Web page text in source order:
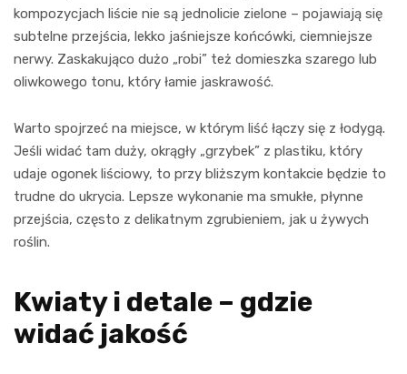
kompozycjach liście nie są jednolicie zielone – pojawiają się
subtelne przejścia, lekko jaśniejsze końcówki, ciemniejsze
nerwy. Zaskakująco dużo „robi” też domieszka szarego lub
oliwkowego tonu, który łamie jaskrawość.
Warto spojrzeć na miejsce, w którym liść łączy się z łodygą.
Jeśli widać tam duży, okrągły „grzybek” z plastiku, który
udaje ogonek liściowy, to przy bliższym kontakcie będzie to
trudne do ukrycia. Lepsze wykonanie ma smukłe, płynne
przejścia, często z delikatnym zgrubieniem, jak u żywych
roślin.
Kwiaty i detale – gdzie
widać jakość